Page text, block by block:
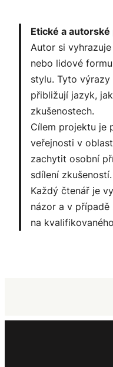
Etické a
Autor si
nebo lidové
stylu. Tyto výrazy
přibližují jazyk,
zkušenostech.
Cílem projektu je
veřejnosti v
zachytit osobní
sdílení zkušeností.
Každý čtenář je
názor a v
na